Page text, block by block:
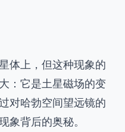
体上，但这种现象的
：它是土星磁场的变
对哈勃空间望远镜的
象背后的奥秘。